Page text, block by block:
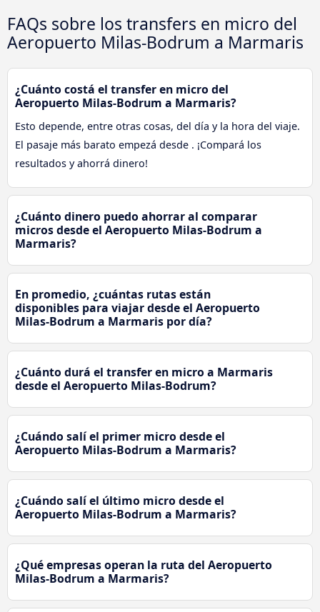
FAQs sobre los transfers en micro del
Aeropuerto Milas-Bodrum a Marmaris
¿Cuánto costá el transfer en micro del
Aeropuerto Milas-Bodrum a Marmaris?
Esto depende, entre otras cosas, del día y la hora del viaje.
El pasaje más barato empezá desde . ¡Compará los
resultados y ahorrá dinero!
¿Cuánto dinero puedo ahorrar al comparar
micros desde el Aeropuerto Milas-Bodrum a
Marmaris?
En promedio, ¿cuántas rutas están
disponibles para viajar desde el Aeropuerto
Milas-Bodrum a Marmaris por día?
¿Cuánto durá el transfer en micro a Marmaris
desde el Aeropuerto Milas-Bodrum?
¿Cuándo salí el primer micro desde el
Aeropuerto Milas-Bodrum a Marmaris?
¿Cuándo salí el último micro desde el
Aeropuerto Milas-Bodrum a Marmaris?
¿Qué empresas operan la ruta del Aeropuerto
Milas-Bodrum a Marmaris?